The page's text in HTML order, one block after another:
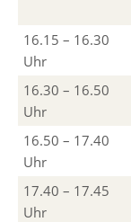
16.15 – 16.30
Uhr
16.30 – 16.50
Uhr
16.50 – 17.40
Uhr
17.40 – 17.45
Uhr